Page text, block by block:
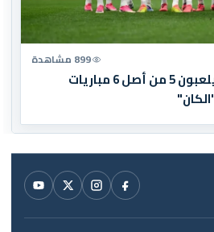
899 مشاهدة
مرة أخرى.. "الأسود" يلعبون 5 من أصل 6 مباريات